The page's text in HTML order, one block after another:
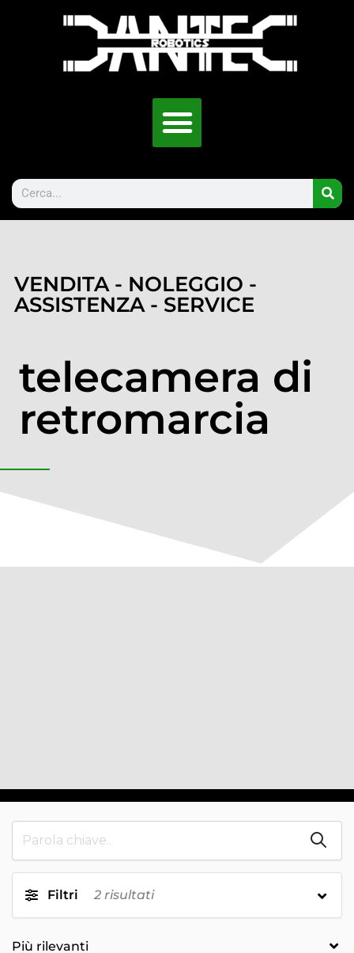
VENDITA - NOLEGGIO -
ASSISTENZA - SERVICE
telecamera di
retromarcia
Filtri 2 risultati